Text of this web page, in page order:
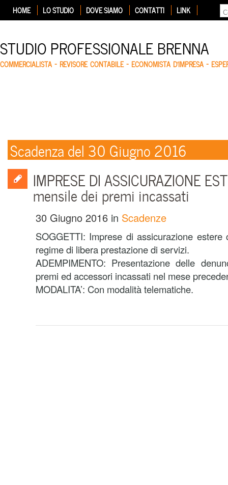
HOME LO STUDIO DOVE SIAMO CONTATTI LINK
STUDIO PROFESSIONALE BRENNA
COMMERCIALISTA – REVISORE CONTABILE – ECONOMISTA D'IMPRESA –
Scadenza del 30 Giugno 2016
IMPRESE DI ASSICURAZIONE
mensile dei premi incassati
30 Giugno 2016 in Scadenze
SOGGETTI: Imprese di assicurazione
regime di libera prestazione di servizi.
ADEMPIMENTO: Presentazione delle
premi ed accessori incassati nel mese
MODALITA’: Con modalità telematiche.